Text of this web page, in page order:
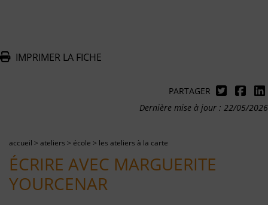
IMPRIMER LA FICHE
PARTAGER
Dernière mise à jour : 22/05/2026
accueil > ateliers > école > les ateliers à la carte
ÉCRIRE AVEC MARGUERITE
YOURCENAR